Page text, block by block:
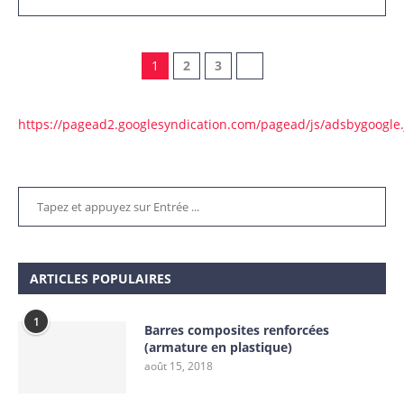
1 2 3
https://pagead2.googlesyndication.com/pagead/js/
ARTICLES POPULAIRES
1
Barres composites renforcées
(armature en plastique)
août 15, 2018